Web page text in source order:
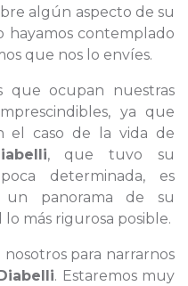
algún aspecto de su
hayamos contemplado
que nos lo envíes.
que ocupan nuestras
ya que
el caso de la vida de
, que tuvo su
determinada, es
un panorama de su
más rigurosa posible.
para narrarnos
. Estaremos muy